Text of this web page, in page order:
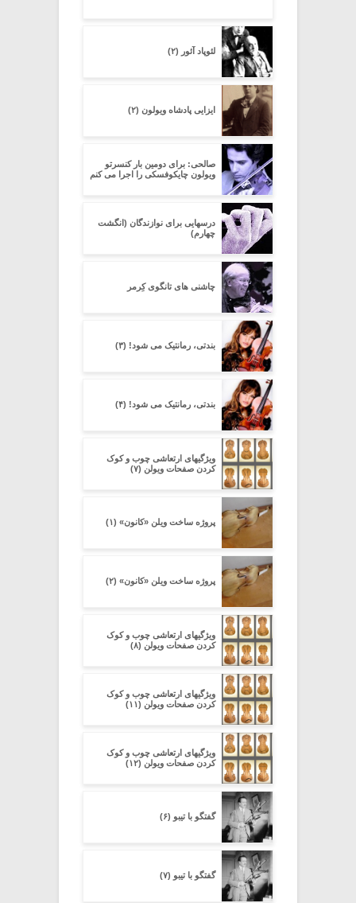
لئوپاد آئور (۲)
ایزایی پادشاه ویولون (۲)
صالحی: برای دومین بار کنسرتو
ویولون چایکوفسکی را اجرا می کنم
درسهایی برای نوازندگان (انگشت
چهارم)
چاشنی های تانگوی کِرِمر
بندتی، رمانتیک می شود! (۳)
بندتی، رمانتیک می شود! (۴)
ویژگیهای ارتعاشی چوب و کوک
کردن صفحات ویولن (۷)
پروژه ساخت ویلن «کانون» (۱)
پروژه ساخت ویلن «کانون» (۲)
ویژگیهای ارتعاشی چوب و کوک
کردن صفحات ویولن (۸)
ویژگیهای ارتعاشی چوب و کوک
کردن صفحات ویولن (۱۱)
ویژگیهای ارتعاشی چوب و کوک
کردن صفحات ویولن (۱۲)
گفتگو با تیبو (۶)
گفتگو با تیبو (۷)